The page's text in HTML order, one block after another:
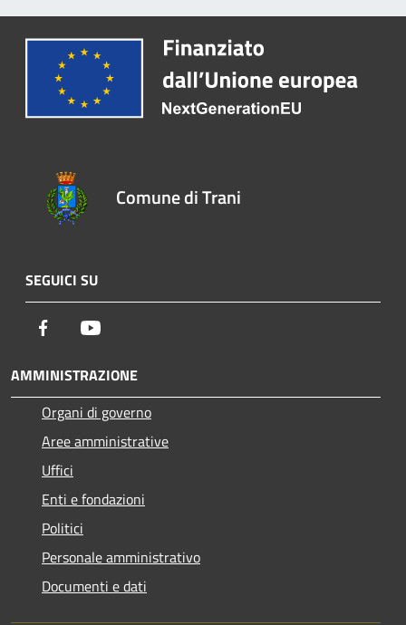
Comune di Trani
SEGUICI SU
Facebook
AMMINISTRAZIONE
Organi di governo
Aree amministrative
Uffici
Enti e fondazioni
Politici
Personale amministrativo
Documenti e dati